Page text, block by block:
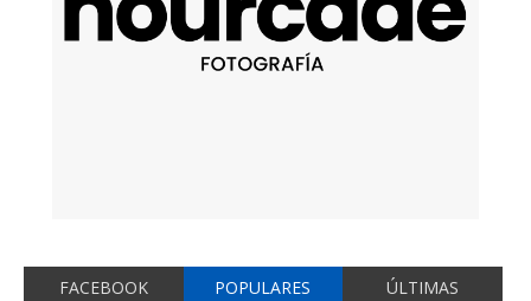
FACEBOOK POPULARES ÚLTIMAS